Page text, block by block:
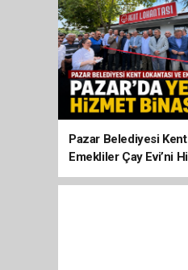
Pazar Belediyesi
Emekliler Çay Evi’ni